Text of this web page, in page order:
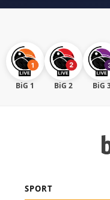
BiG 1 BiG 2 BiG
SPORT